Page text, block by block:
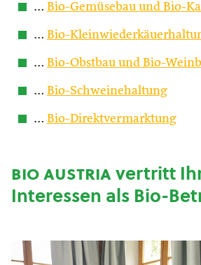
… Bio-Gemüsebau und Bio-
… Bio-
… Bio-Obstbau und Bio-
… Bio-Schweinehaltung
… Bio-Direktvermarktung
bio austriavertritt
Interessen als Bio-